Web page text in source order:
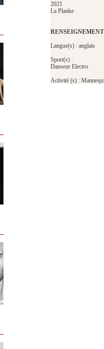
2021
La Planke
Langue(s) : anglais
Sport(s) :
Danseur Electro
Activité (s) :